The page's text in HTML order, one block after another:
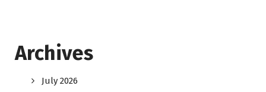
Archives
July 2026